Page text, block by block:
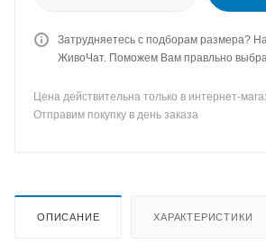
Затрудняетесь с подборам размера?
ЖивоЧат. Поможем Вам правльно
Цена действительна только в интернет-
Отправим покупку в день заказа
ОПИСАНИЕ ХАРАКТЕРИСТИКИ